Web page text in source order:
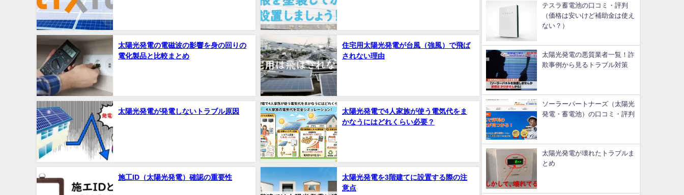
太陽光発電の電磁波の影響を身の回りの
電化製品と比較まとめ
住宅用太陽光発電が台風（強風）で飛ば
されない理由
太陽光発電が発電しないトラブル原因
太陽光発電で4人家族が使う電気代をま
かなうにはどれくらい必要？
施工ID（太陽光発電）確認の重要性
太陽光発電を3階建てに設置する際の注
意点
テスラ蓄電池の口コミ・評判
（価格は安いけど補助金は使え
ない？）
太陽光発電の悪質業者一覧！詐
欺事例から見るトラブル対策
ソーラーパートナーズ（太陽光
発電・蓄電池）の口コミ・評判
太陽光発電が壊れたトラブルま
とめ